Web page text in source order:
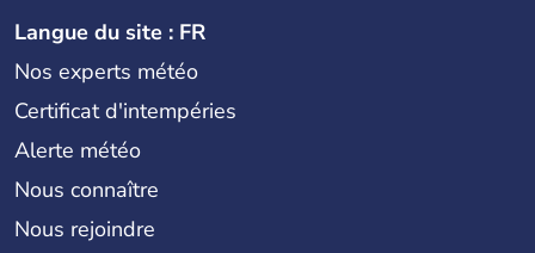
Langue du site : FR
Nos experts météo
Certificat d'intempéries
Alerte météo
Nous connaître
Nous rejoindre